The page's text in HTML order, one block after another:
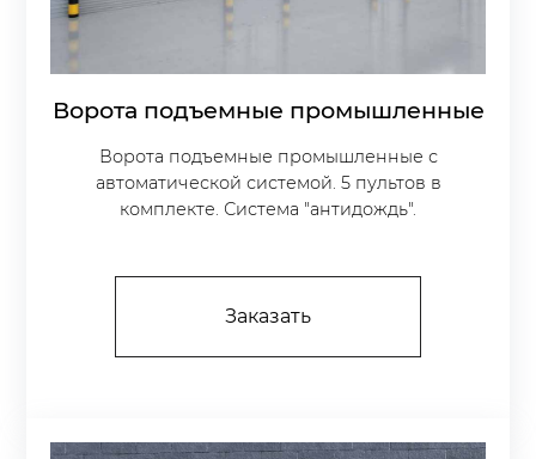
Ворота подъемные промышленные
Ворота подъемные промышленные с
автоматической системой. 5 пультов в
комплекте. Система "антидождь".
Заказать